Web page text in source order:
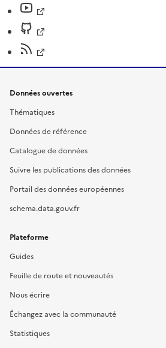
Données ouvertes
Thématiques
Données de référence
Catalogue de données
Suivre les publications des données
Portail des données européennes
schema.data.gouv.fr
Plateforme
Guides
Feuille de route et nouveautés
Nous écrire
Échangez avec la communauté
Statistiques